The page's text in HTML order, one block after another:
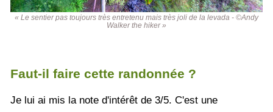
« Le sentier pas toujours très entretenu mais très joli de la levada - ©Andy
Walker the hiker »
Faut-il faire cette randonnée ?
Je lui ai mis la note d'intérêt de 3/5. C'est une